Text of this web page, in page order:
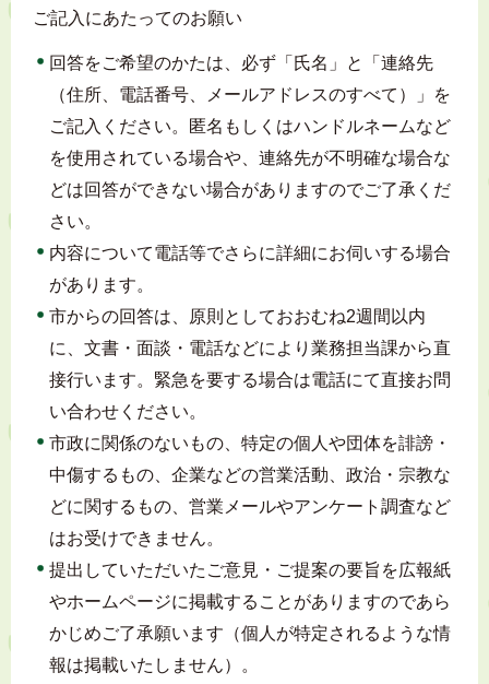
ご記入にあたってのお願い
回答をご希望のかたは、必ず「氏名」と「連絡先
（住所、電話番号、メールアドレスのすべて）」を
ご記入ください。匿名もしくはハンドルネームなど
を使用されている場合や、連絡先が不明確な場合な
どは回答ができない場合がありますのでご了承くだ
さい。
内容について電話等でさらに詳細にお伺いする場合
があります。
市からの回答は、原則としておおむね2週間以内
に、文書・面談・電話などにより業務担当課から直
接行います。緊急を要する場合は電話にて直接お問
い合わせください。
市政に関係のないもの、特定の個人や団体を誹謗・
中傷するもの、企業などの営業活動、政治・宗教な
どに関するもの、営業メールやアンケート調査など
はお受けできません。
提出していただいたご意見・ご提案の要旨を広報紙
やホームページに掲載することがありますのであら
かじめご了承願います（個人が特定されるような情
報は掲載いたしません）。